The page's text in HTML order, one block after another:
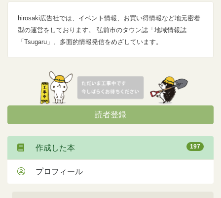
hirosaki広告社では、イベント情報、お買い得情報など地元密着
型の運営をしております。 弘前市のタウン誌「地域情報誌
「Tsugaru」、多面的情報発信をめざしています。
読者登録
作成した本 197
プロフィール